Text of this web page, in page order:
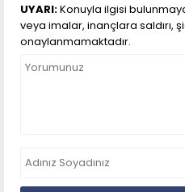
UYARI:Konuyla ilgisi
veya imalar, inançlara saldırı,
onaylanmamaktadır.